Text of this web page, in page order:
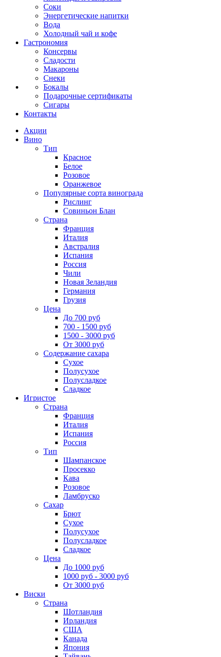
Соки
Энергетические напитки
Вода
Холодный чай и кофе
Гастрономия
Консервы
Сладости
Макароны
Снеки
Бокалы
Подарочные сертификаты
Сигары
Контакты
Акции
Вино
Тип
Красное
Белое
Розовое
Оранжевое
Популярные сорта винограда
Рислинг
Совиньон Блан
Страна
Франция
Италия
Австралия
Испания
Россия
Чили
Новая Зеландия
Германия
Грузия
Цена
До 700 руб
700 - 1500 руб
1500 - 3000 руб
От 3000 руб
Содержание сахара
Сухое
Полусухое
Полусладкое
Сладкое
Игристое
Страна
Франция
Италия
Испания
Россия
Тип
Шампанское
Просекко
Кава
Розовое
Ламбруско
Сахар
Брют
Сухое
Полусухое
Полусладкое
Сладкое
Цена
До 1000 руб
1000 руб - 3000 руб
От 3000 руб
Виски
Страна
Шотландия
Ирландия
США
Канада
Япония